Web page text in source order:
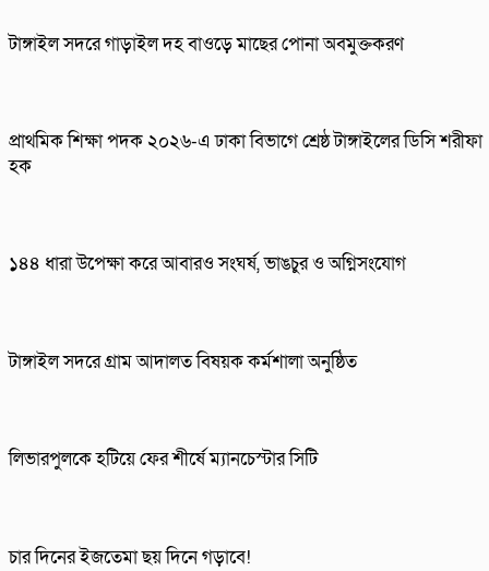
টাঙ্গাইল সদরে গাড়াইল দহ বাওড়ে মাছের পোনা অবমুক্তকরণ
প্রাথমিক শিক্ষা পদক ২০২৬-এ ঢাকা বিভাগে শ্রেষ্ঠ টাঙ্গাইলের ডিসি শরীফা
হক
১৪৪ ধারা উপেক্ষা করে আবারও সংঘর্ষ, ভাঙচুর ও অগ্নিসংযোগ
টাঙ্গাইল সদরে গ্রাম আদালত বিষয়ক কর্মশালা অনুষ্ঠিত
লিভারপুলকে হটিয়ে ফের শীর্ষে ম্যানচেস্টার সিটি
চার দিনের ইজতেমা ছয় দিনে গড়াবে!